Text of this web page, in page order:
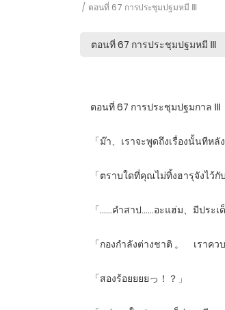
ตอนที่ 67 การประชุมปฐมหมี Ⅲ
ตอนที่ 67 การประชุมปฐมกาล Ⅲ
「ม๊า、เราจะพูดถึงเรื่องนั้นทีห
「ตราบใดที่คุณไม่ทิ้งฮารุจังไว้
「……คำสาป……อะแฮ่ม、มีประเ
「กองกำลังต่างชาติ 。 เราคว
「สองร้อยยยยっ！？」